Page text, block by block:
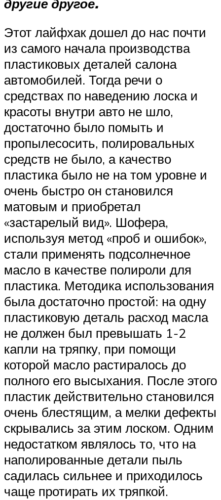
другие другое.
Этот лайфхак дошел до нас почти
из самого начала производства
пластиковых деталей салона
автомобилей. Тогда речи о
средствах по наведению лоска и
красоты внутри авто не шло,
достаточно было помыть и
пропылесосить, полировальных
средств не было, а качество
пластика было не на том уровне и
очень быстро он становился
матовым и приобретал
«застарелый вид». Шофера,
используя метод «проб и ошибок»,
стали применять подсолнечное
масло в качестве полироли для
пластика. Методика использования
была достаточно простой: на одну
пластиковую деталь расход масла
не должен был превышать 1-2
капли на тряпку, при помощи
которой масло растиралось до
полного его высыхания. После этого
пластик действительно становился
очень блестящим, а мелки дефекты
скрывались за этим лоском. Одним
недостатком являлось то, что на
наполированные детали пыль
садилась сильнее и приходилось
чаще протирать их тряпкой.